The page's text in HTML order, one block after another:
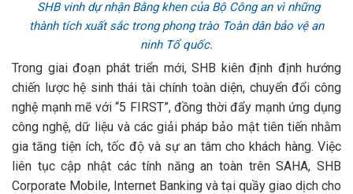
SHB vinh dự nhận Bằng khen của Bộ Công an vì những
thành tích xuất sắc trong phong trào Toàn dân bảo vệ an
ninh Tổ quốc.
Trong giai đoạn phát triển mới, SHB kiên định định hướng
chiến lược hệ sinh thái tài chính toàn diện, chuyển đổi công
nghệ mạnh mẽ với “5 FIRST”, đồng thời đẩy mạnh ứng dụng
công nghệ, dữ liệu và các giải pháp bảo mật tiên tiến nhằm
gia tăng tiện ích, tốc độ và sự an tâm cho khách hàng. Việc
liên tục cập nhật các tính năng an toàn trên SAHA, SHB
Corporate Mobile, Internet Banking và tại quầy giao dịch cho